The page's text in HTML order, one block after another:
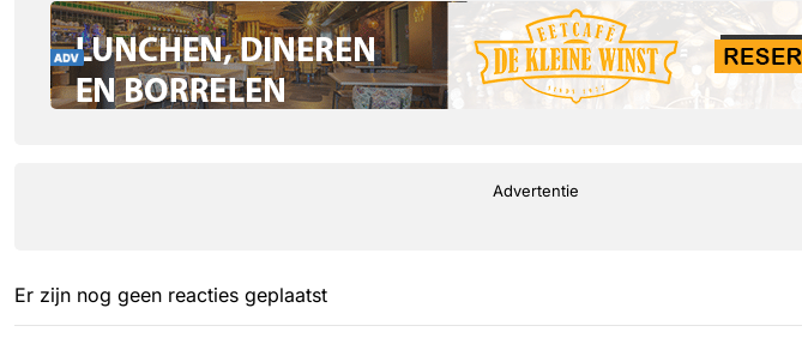
Advertentie
Er zijn nog geen reacties geplaatst